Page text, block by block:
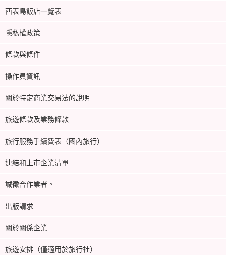
西表島飯店一覽表
隱私權政策
條款與條件
操作員資訊
關於特定商業交易法的說明
旅遊條款及業務條款
旅行服務手續費表（國內旅行）
連結和上市企業清單
誠徵合作業者。
出版請求
關於關係企業
旅遊安排（僅適用於旅行社）